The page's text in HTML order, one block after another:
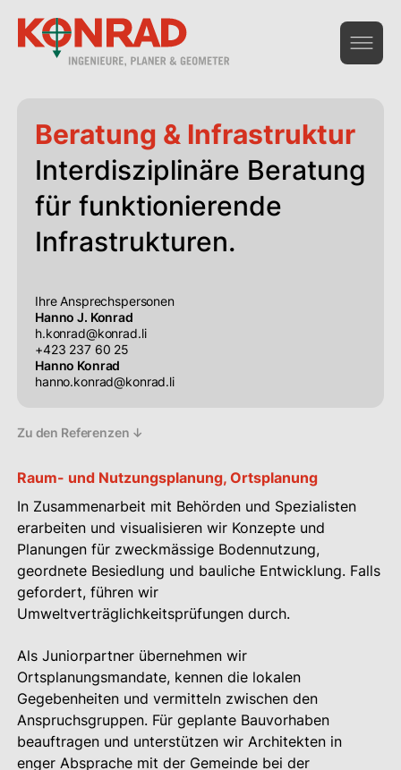
Hochbau & Statik
Tiefbau & Umwelt
Das Unternehmen
Beratung & Infrastruktur
Interdisziplinäre Beratung
für funktionierende
Infrastrukturen.
Ihre Ansprechspersonen
Hanno J. Konrad
h.konrad@konrad.li
+423 237 60 25
Hanno Konrad
hanno.konrad@konrad.li
Zu den Referenzen ↓
Raum- und Nutzungsplanung, Ortsplanung
In Zusammenarbeit mit Behörden und Spezialisten
erarbeiten und visualisieren wir Konzepte und
Planungen für zweckmässige Bodennutzung,
geordnete Besiedlung und bauliche Entwicklung. Falls
gefordert, führen wir
Umweltverträglichkeitsprüfungen durch.
Als Juniorpartner übernehmen wir
Ortsplanungsmandate, kennen die lokalen
Gegebenheiten und vermitteln zwischen den
Anspruchsgruppen. Für geplante Bauvorhaben
beauftragen und unterstützen wir Architekten in
enger Absprache mit der Gemeinde bei der